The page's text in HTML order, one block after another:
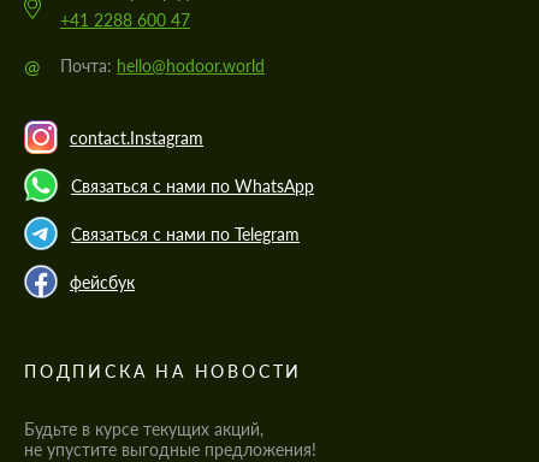
+41 2288 600 47
@ Почта: hello@hodoor.world
contact.Instagram
Связаться с нами по WhatsApp
Связаться с нами по Telegram
фейсбук
ПОДПИСКА НА НОВОСТИ
Будьте в курсе текущих акций,
не упустите выгодные предложения!